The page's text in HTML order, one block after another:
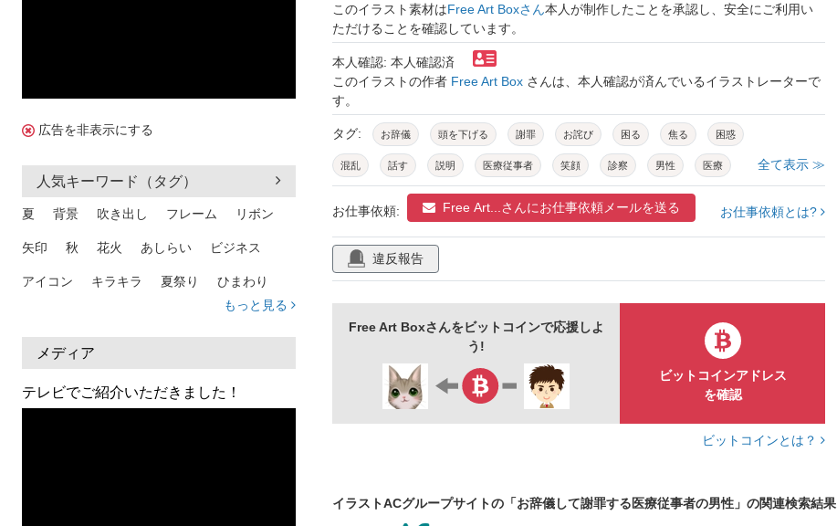
広告を非表示にする
人気キーワード（タグ）
夏 背景 吹き出し フレーム リボン
矢印 秋 花火 あしらい ビジネス
アイコン キラキラ 夏祭り ひまわり
熱中症
人物 暑中見舞い
日本地図 海
もっと見る
メディア
テレビでご紹介いただきました！
このイラスト素材はFree Art Boxさん本人が制作したことを承認し、安全にご利用い
ただけることを確認しています。
本人確認: 本人確認済
このイラストの作者 Free Art Box さんは、本人確認が済んでいるイラストレーターで
す。
タグ: お辞儀 頭を下げる 謝罪 お詫び 困る 焦る 困惑
混乱 話す 説明 医療従事者 笑顔 診察 男性 医療
医師 診療所 医院 白衣 ケーシー 看護師
仕事 獣医
全て表示 ≫
お仕事依頼: Free Art...さんにお仕事依頼メールを送る お仕事依頼とは?
違反報告
Free Art Boxさんをビットコインで応援しよ
う!
ビットコインアドレス
を確認
ビットコインとは？
イラストACグループサイトの「お辞儀して謝罪する医療従事者の男性」の関連検索結果